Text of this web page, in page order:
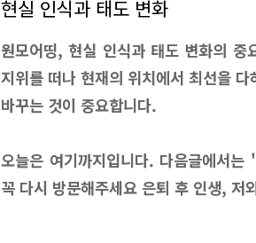
현실 인식과 태도 변화
원모어띵, 현실 인식과 태도 변화의 중
지위를 떠나 현재의 위치에서 최선을
바꾸는 것이 중요합니다.
오늘은 여기까지입니다. 다음글에서
꼭 다시 방문해주세요 은퇴 후 인생, 저